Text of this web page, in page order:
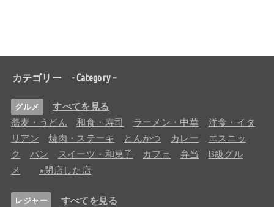
カテゴリー - Category –
グルメ すべてを見る
蕎麦・うどん 和食・寿司 ラーメン・中華
洋食・イタ
リアン
焼肉・ステーキ とんかつ カレー
エスニッ
ク
パン スイーツ・和菓子 カフェ 弁当
B級グル
メ
※閉店した店
レジャー すべてを見る